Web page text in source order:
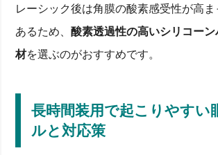
レーシック後は角膜の酸素感受性が高
あるため、酸素透過性の高いシリコー
材を選ぶのがおすすめです。
長時間装用で起こりやすい
ルと対応策